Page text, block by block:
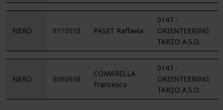
NERO 8110018 PASET Raffaela
0147 -
ORIENTEERING
TARZO A.S.D.
NERO 8060938
COMARELLA
Francesco
0147 -
ORIENTEERING
TARZO A.S.D.